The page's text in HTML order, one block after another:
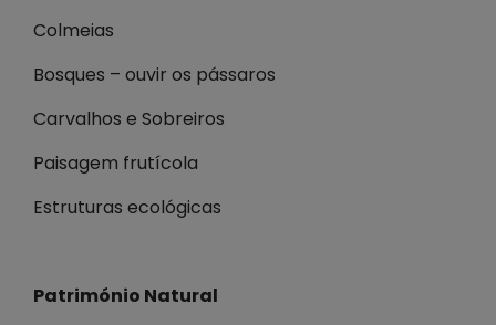
Colmeias
Bosques – ouvir os pássaros
Carvalhos e Sobreiros
Paisagem frutícola
Estruturas ecológicas
Património Natural